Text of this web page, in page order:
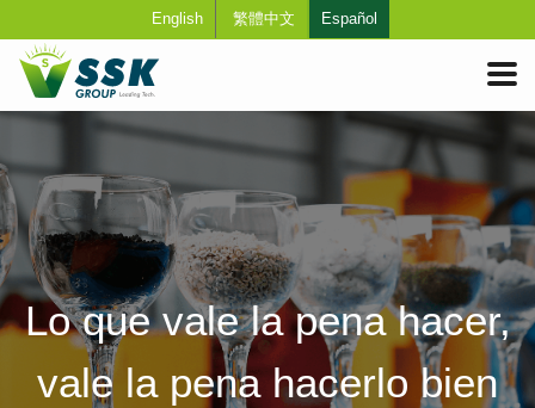
English 繁體中文 Español
Lo que vale la pena hacer,
vale la pena hacerlo bien